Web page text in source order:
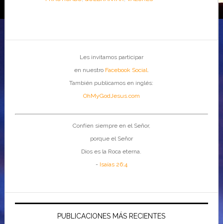
Les invitamos participar
en nuestro Facebook Social.
También publicamos en inglés:
OhMyGodJesus.com
Confíen siempre en el Señor,
porque el Señor
Dios es la Roca eterna.
- Isaías 26:4
PUBLICACIONES MÁS RECIENTES